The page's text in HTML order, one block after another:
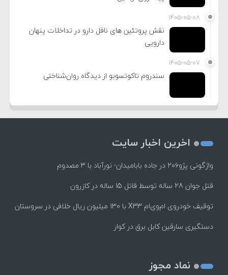
۱۴۰۵-۰۵-۰۸
نقش پروتئین های ناقل دارو در تداخلات پنهان
دارویی
۱۴۰۵-۰۵-۰۷
سندروم تاکوتسوبو از دیدگاه روان‌شناختی
اخرین اخبار سایت
واژگونی پژو۲۰۶ در جاده بابامیدان- نورآباد با ۳ مصدوم
قتل جوان 28 ساله توسط قاتل 15 ساله در کازرون
توقیف خودروی ام‌وی‌ام X33 با ۱۳۰ میلیون ریال خلافی در سروستان
دستگیری سارقین کابل برق در کوار
نماد مجوز